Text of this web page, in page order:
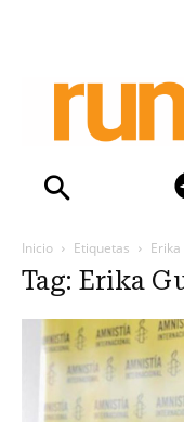
Inicio Etiquetas
Tag: Erika